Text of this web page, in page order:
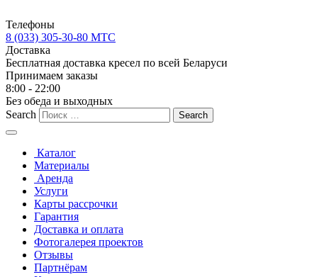
Телефоны
8 (033) 305-30-80 МТС
Доставка
Бесплатная доставка кресел по всей Беларуси
Принимаем заказы
8:00 - 22:00
Без обеда и выходных
Search
Каталог
Материалы
Аренда
Услуги
Карты рассрочки
Гарантия
Доставка и оплата
Фотогалерея проектов
Отзывы
Партнёрам